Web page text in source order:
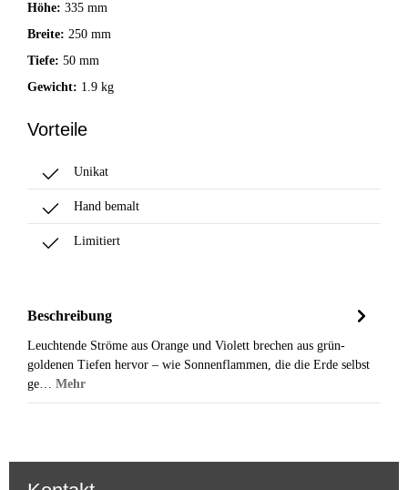
Höhe: 335 mm
Breite: 250 mm
Tiefe: 50 mm
Gewicht: 1.9 kg
Vorteile
Unikat
Hand bemalt
Limitiert
Beschreibung
Leuchtende Ströme aus Orange und Violett brechen aus grün-
goldenen Tiefen hervor – wie Sonnenflammen, die die Erde selbst
ge… Mehr